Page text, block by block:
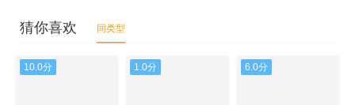
猜你喜欢 同类型
10.0分 1.0分 6.0分